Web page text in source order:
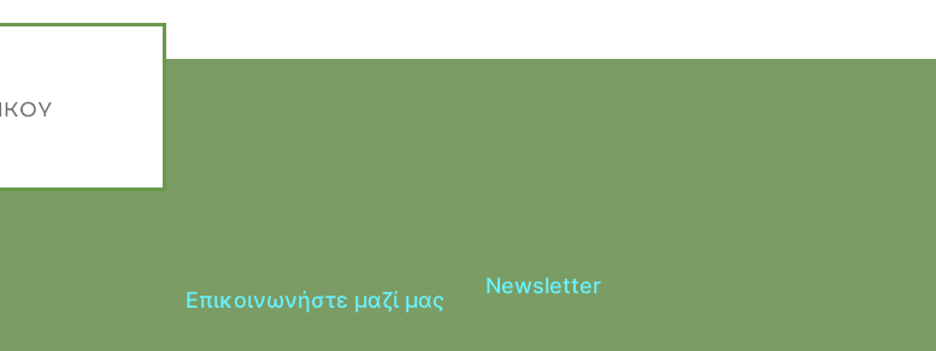
Επικοινωνήστε μαζί μας
Newsletter